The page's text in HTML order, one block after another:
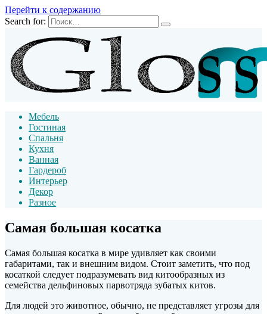
Перейти к содержанию
Search for:
Мебель
Гостиная
Спальня
Кухня
Ванная
Гардероб
Интерьер
Декор
Разное
Самая большая косатка
Самая большая косатка в мире удивляет как своими
габаритами, так и внешним видом. Стоит заметить, что под
косаткой следует подразумевать вид китообразных из
семейства дельфиновых парвотряда зубатых китов.
Для людей это животное, обычно, не представляет угрозы для